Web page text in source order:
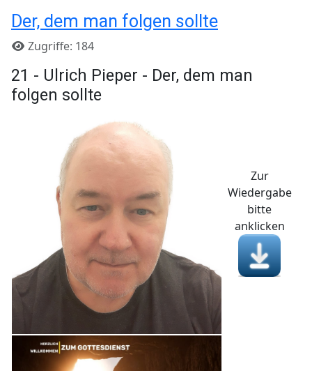
Der, dem man folgen sollte
Details
Zugriffe: 184
21 - Ulrich Pieper - Der, dem man
folgen sollte
Zur
Wiedergabe
bitte
anklicken